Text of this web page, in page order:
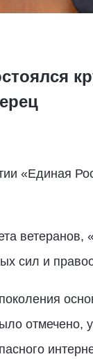
«Единая
сил и
отмечено,